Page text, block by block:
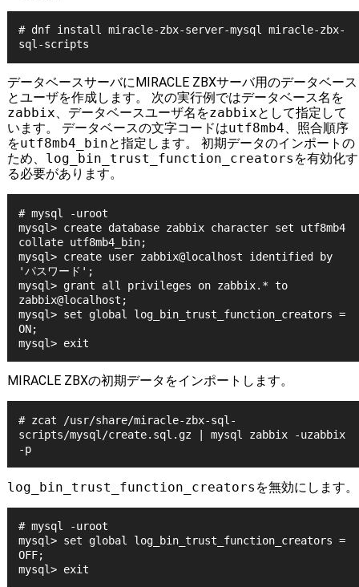
# dnf install miracle-zbx-server-mysql miracle-zbx-
sql-scripts
データベースサーバにMIRACLE ZBXサーバ用のデータベース
とユーザを作成します。 次の実行例ではデータベース名を
zabbix、データベースユーザ名をzabbixとして指定して
います。 データベースの文字コードはutf8mb4、照合順序
をutf8mb4_binと指定します。 初期データのインポートの
ため、 log_bin_trust_function_creators を有効化す
る必要があります。
# mysql -uroot
mysql> create database zabbix character set utf8mb4
collate utf8mb4_bin;
mysql> create user zabbix@localhost identified by
'パスワード';
mysql> grant all privileges on zabbix.* to
zabbix@localhost;
mysql> set global log_bin_trust_function_creators =
ON;
MIRACLE ZBXの初期データをインポートします。
# zcat /usr/share/miracle-zbx-sql-
scripts/mysql/create.sql.gz | mysql zabbix -uzabbix
log_bin_trust_function_creators を無効にします。
# mysql -uroot
mysql> set global log_bin_trust_function_creators =
OFF;